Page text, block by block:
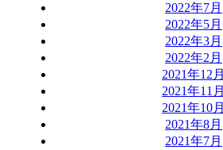
2022年7月
2022年5月
2022年3月
2022年2月
2021年12月
2021年11月
2021年10月
2021年8月
2021年7月